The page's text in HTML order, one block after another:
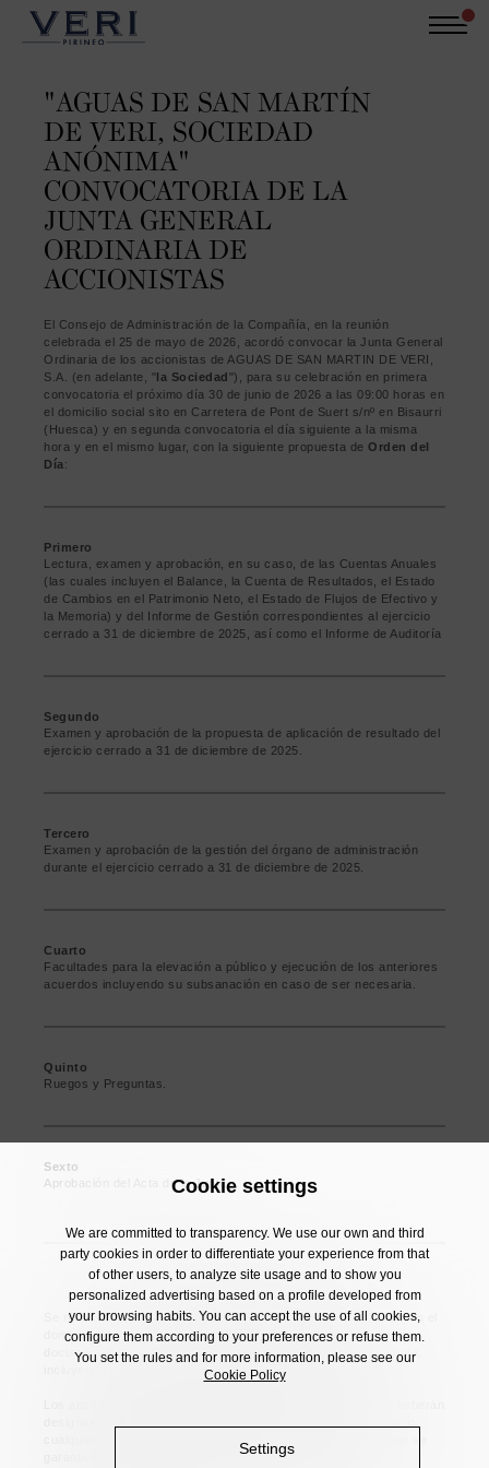
Skip
Català Castellano
Pure Pyrenees
Water from the Pyrenees
Contact
"AGUAS DE SAN MARTÍN
DE VERI, SOCIEDAD
ANÓNIMA"
CONVOCATORIA DE LA
JUNTA GENERAL
ORDINARIA DE
ACCIONISTAS
El Consejo de Administración de la Compañía, en la reunión
celebrada el 25 de mayo de 2026, acordó convocar la Junta General
Ordinaria de los accionistas de AGUAS DE SAN MARTIN DE VERI,
S.A. (en adelante, "la Sociedad"), para su celebración en primera
convocatoria el próximo día 30 de junio de 2026 a las 09:00 horas en
el domicilio social sito en Carretera de Pont de Suert s/nº en Bisaurri
(Huesca) y en segunda convocatoria el día siguiente a la misma
hora y en el mismo lugar, con la siguiente propuesta de Orden del
Día :
Primero
Lectura, examen y aprobación, en su caso, de las Cuentas Anuales
(las cuales incluyen el Balance, la Cuenta de Resultados, el Estado
de Cambios en el Patrimonio Neto, el Estado de Flujos de Efectivo y
la Memoria) y del Informe de Gestión correspondientes al ejercicio
cerrado a 31 de diciembre de 2025, así como el Informe de Auditoría
Segundo
Examen y aprobación de la propuesta de aplicación de resultado del
ejercicio cerrado a 31 de diciembre de 2025.
Tercero
Examen y aprobación de la gestión del órgano de administración
durante el ejercicio cerrado a 31 de diciembre de 2025.
Cuarto
Facultades para la elevación a público y ejecución de los anteriores
acuerdos incluyendo su subsanación en caso de ser necesaria.
Quinto
Ruegos y Preguntas.
Sexto
Aprobación del Acta de la Junta.
INFORMACIÓN COMPLEMENTARIA
Se recuerda a los señores accionistas su derecho a examinar en el
domicilio social o solicitar la entrega o envío gratuito de toda la
documentación que va a ser objeto de consideración en la Junta,
incluyendo las Cuentas Anuales y el Informe de Auditoría.
garantice debidamente la identidad de quien confiere la
Cookie settings
We are committed to transparency. We use our own and third
party cookies in order to differentiate your experience from that
of other users, to analyze site usage and to show you
personalized advertising based on a profile developed from
your browsing habits. You can accept the use of all cookies,
configure them according to your preferences or refuse them.
You set the rules and for more information, please see our
Cookie Policy
Settings